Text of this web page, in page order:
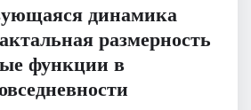
динамика
размерность
функции в